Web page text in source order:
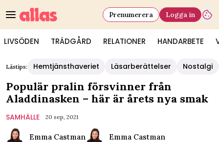
LIVSÖDEN TRÄDGÅRD RELATIONER HANDARBETE
Prenumerera Logga in
Lästips: Hemtjänsthaveriet Läsarberättelser Nostalgi
Populär pralin försvinner från
Aladdinasken – här är årets nya smak
SAMHÄLLE 20 sep, 2021
Emma Castman Emma Castman